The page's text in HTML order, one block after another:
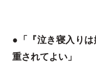
●「『泣き寝入り
重されてよい」